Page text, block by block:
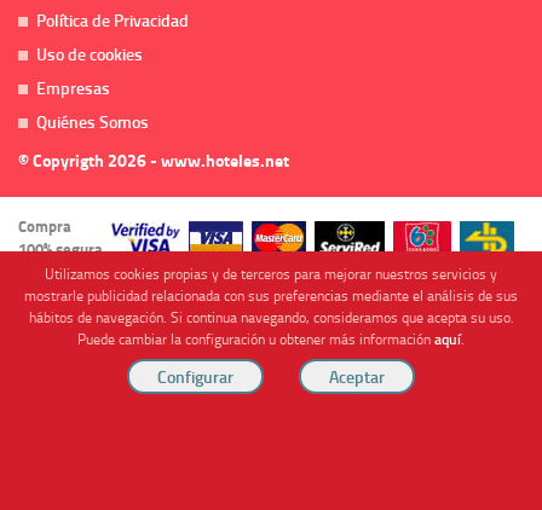
Política de Privacidad
Uso de cookies
Empresas
Quiénes Somos
© Copyrigth 2026 - www.hoteles.net
Compra
100% segura
Cofinanciado por
Utilizamos cookies propias y de terceros para mejorar nuestros servicios y
mostrarle publicidad relacionada con sus preferencias mediante el análisis de sus
hábitos de navegación. Si continua navegando, consideramos que acepta su uso.
Puede cambiar la configuración u obtener más informaciónaquí.